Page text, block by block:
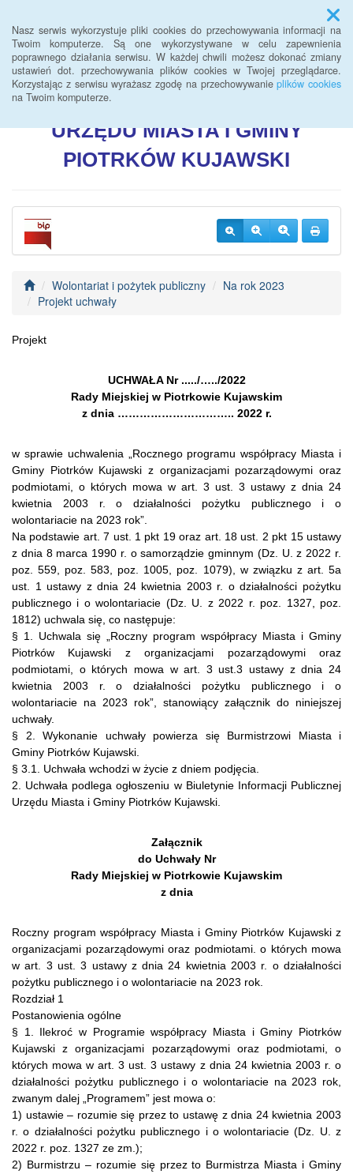
Nasz serwis wykorzystuje pliki cookies do przechowywania informacji na
Twoim komputerze. Są one wykorzystywane w celu zapewnienia
poprawnego działania serwisu. W każdej chwili możesz dokonać zmiany
ustawień dot. przechowywania plików cookies w Twojej przeglądarce.
Korzystając z serwisu wyrażasz zgodę na przechowywanieplików cookies
na Twoim komputerze.
Menu
BIULETYN INFORMACJI
URZĘDUMIASTA I GMINY
PIOTRKÓW KUJAWSKI
Wolontariat i pożytek publiczny
Na rok 2023
Projekt uchwały
Projekt
UCHWAŁA Nr ...../…../2022
Rady Miejskiej w Piotrkowie Kujawskim
z dnia ………………………….. 2022 r.
w sprawie uchwalenia „Rocznego programu współpracy Miasta i
Gminy Piotrków Kujawski z organizacjami pozarządowymi oraz
podmiotami, o których mowa w art. 3 ust. 3 ustawy z dnia 24
kwietnia 2003 r. o działalności pożytku publicznego i o
wolontariacie na 2023 rok”.
Na podstawie art. 7 ust. 1 pkt 19 oraz art. 18 ust. 2 pkt 15 ustawy
z dnia 8 marca 1990 r. o samorządzie gminnym (Dz. U. z 2022 r.
poz. 559, poz. 583, poz. 1005, poz. 1079), w związku z art. 5a
ust. 1 ustawy z dnia 24 kwietnia 2003 r. o działalności pożytku
publicznego i o wolontariacie (Dz. U. z 2022 r. poz. 1327, poz.
1812) uchwala się, co następuje:
§ 1. Uchwala się „Roczny program współpracy Miasta i Gminy
Piotrków Kujawski z organizacjami pozarządowymi oraz
podmiotami, o których mowa w art. 3 ust.3 ustawy z dnia 24
kwietnia 2003 r. o działalności pożytku publicznego i o
wolontariacie na 2023 rok”, stanowiący załącznik do niniejszej
uchwały.
§ 2. Wykonanie uchwały powierza się Burmistrzowi Miasta i
Gminy Piotrków Kujawski.
§ 3.1. Uchwała wchodzi w życie z dniem podjęcia.
2. Uchwała podlega ogłoszeniu w Biuletynie Informacji Publicznej
Urzędu Miasta i Gminy Piotrków Kujawski.
Załącznik
do Uchwały Nr
Rady Miejskiej w Piotrkowie Kujawskim
z dnia
Roczny program współpracy Miasta i Gminy Piotrków Kujawski z
organizacjami pozarządowymi oraz podmiotami. o których mowa
w art. 3 ust. 3 ustawy z dnia 24 kwietnia 2003 r. o działalności
pożytku publicznego i o wolontariacie na 2023 rok.
Rozdział 1
Postanowienia ogólne
§ 1. Ilekroć w Programie współpracy Miasta i Gminy Piotrków
Kujawski z organizacjami pozarządowymi oraz podmiotami, o
których mowa w art. 3 ust. 3 ustawy z dnia 24 kwietnia 2003 r. o
działalności pożytku publicznego i o wolontariacie na 2023 rok,
zwanym dalej „Programem” jest mowa o:
1) ustawie – rozumie się przez to ustawę z dnia 24 kwietnia 2003
r. o działalności pożytku publicznego i o wolontariacie (Dz. U. z
2022 r. poz. 1327 ze zm.);
2) Burmistrzu – rozumie się przez to Burmistrza Miasta i Gminy